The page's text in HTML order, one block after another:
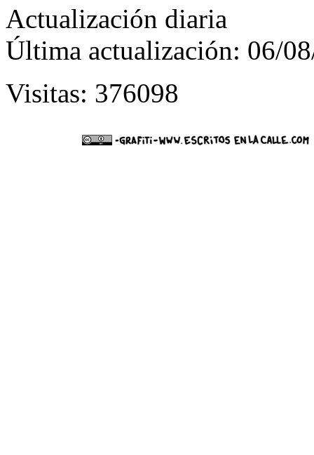
Actualización diaria
Última actualización: 06/
Visitas: 376098